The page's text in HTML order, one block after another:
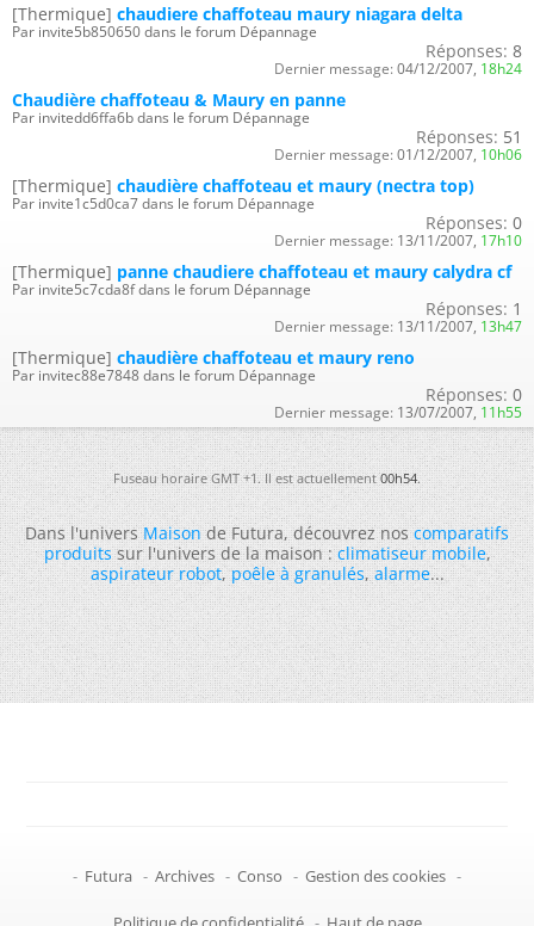
[Thermique] chaudiere chaffoteau maury niagara delta
Par invite5b850650 dans le forum Dépannage
Réponses: 8
Dernier message: 04/12/2007, 18h24
Chaudière chaffoteau & Maury en panne
Par invitedd6ffa6b dans le forum Dépannage
Réponses: 51
Dernier message: 01/12/2007, 10h06
[Thermique] chaudière chaffoteau et maury (nectra top)
Par invite1c5d0ca7 dans le forum Dépannage
Réponses: 0
Dernier message: 13/11/2007, 17h10
[Thermique] panne chaudiere chaffoteau et maury calydra cf
Par invite5c7cda8f dans le forum Dépannage
Réponses: 1
Dernier message: 13/11/2007, 13h47
[Thermique] chaudière chaffoteau et maury reno
Par invitec88e7848 dans le forum Dépannage
Réponses: 0
Dernier message: 13/07/2007, 11h55
Fuseau horaire GMT +1. Il est actuellement00h54.
Dans l'universMaisonde Futura, découvrez noscomparatifs
produitssur l'univers de la maison :climatiseur mobile,
aspirateur robot,poêle à granulés,alarme...
- Futura - Archives - Conso - Gestion des cookies -